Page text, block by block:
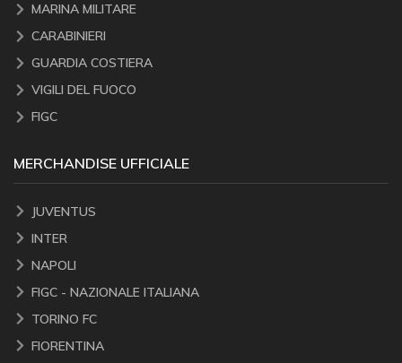
MARINA MILITARE
CARABINIERI
GUARDIA COSTIERA
VIGILI DEL FUOCO
FIGC
MERCHANDISE UFFICIALE
JUVENTUS
INTER
NAPOLI
FIGC - NAZIONALE ITALIANA
TORINO FC
FIORENTINA